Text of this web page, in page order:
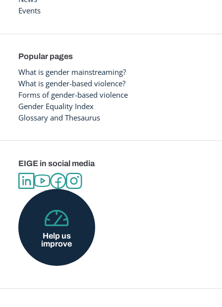
Events
Popular pages
What is gender mainstreaming?
What is gender-based violence?
Forms of gender-based violence
Gender Equality Index
Glossary and Thesaurus
EIGE in social media
Help us
improve